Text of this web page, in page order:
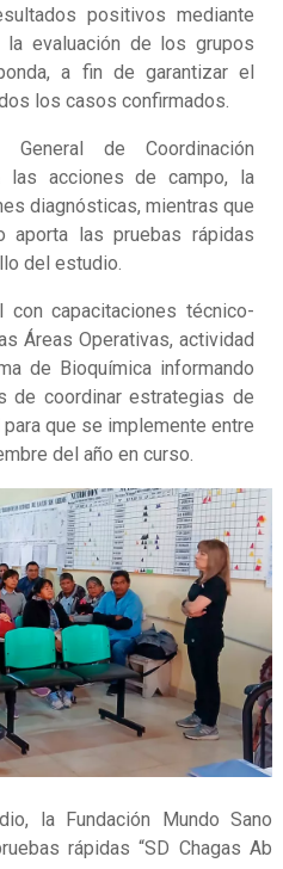
positivos mediante
evaluación de los grupos
a fin de garantizar el
los casos confirmados.
de Coordinación
las acciones de campo, la
diagnósticas, mientras que
aporta las pruebas rápidas
del estudio.
capacitaciones técnico-
Áreas Operativas, actividad
de Bioquímica informando
de coordinar estrategias de
que se implemente entre
del año en curso.
la Fundación Mundo Sano
rápidas “SD Chagas Ab